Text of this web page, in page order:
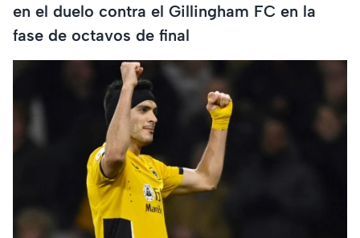
en el duelo contra el Gillingham FC en la
fase de octavos de final